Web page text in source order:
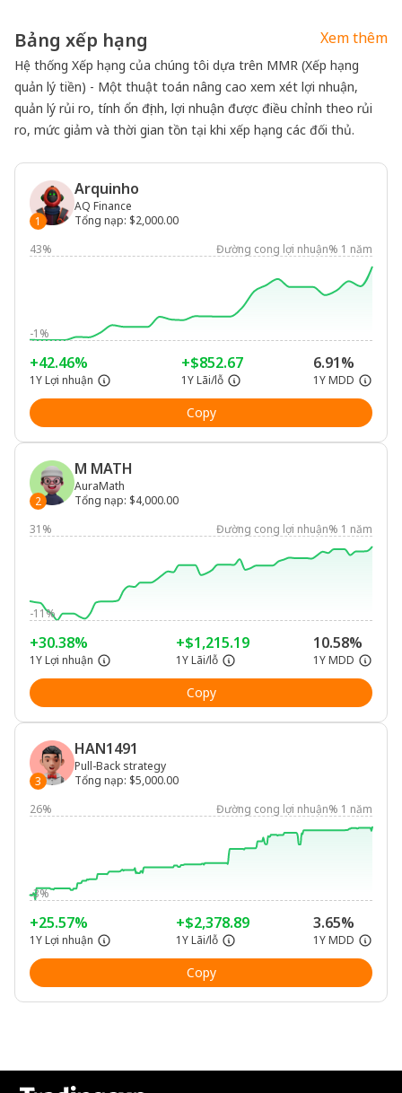
Bảng xếp hạng Xem thêm
Hệ thống Xếp hạng của chúng tôi dựa trên MMR (Xếp hạng
quản lý tiền) - Một thuật toán nâng cao xem xét lợi nhuận,
quản lý rủi ro, tính ổn định, lợi nhuận được điều chỉnh theo rủi
ro, mức giảm và thời gian tồn tại khi xếp hạng các đối thủ.
1
Arquinho
AQ Finance
Tổng nạp: $2,000.00
43%
Đường cong lợi nhuận% 1 năm
-1%
+42.46%
1Y Lợi nhuận
+$852.67
1Y Lãi/lỗ
6.91%
1Y MDD
Copy
2
M MATH
AuraMath
Tổng nạp: $4,000.00
31%
Đường cong lợi nhuận% 1 năm
-11%
+30.38%
1Y Lợi nhuận
+$1,215.19
1Y Lãi/lỗ
10.58%
1Y MDD
Copy
3
HAN1491
Pull-Back strategy
Tổng nạp: $5,000.00
26%
Đường cong lợi nhuận% 1 năm
-3%
+25.57%
1Y Lợi nhuận
+$2,378.89
1Y Lãi/lỗ
3.65%
1Y MDD
Copy